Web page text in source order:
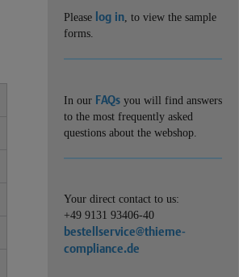
Please log in, to view the sample
forms.
In our FAQs you will find answers
to the most frequently asked
questions about the webshop.
Your direct contact to us:
+49 9131 93406-40
bestellservice@thieme-
compliance.de